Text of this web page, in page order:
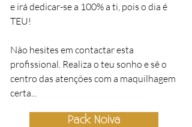
e irá dedicar-se a 100% a ti, pois o dia é
TEU!
Não hesites em contactar esta
profissional. Realiza o teu sonho e sê o
centro das atenções com a maquilhagem
certa...
Pack Noiva